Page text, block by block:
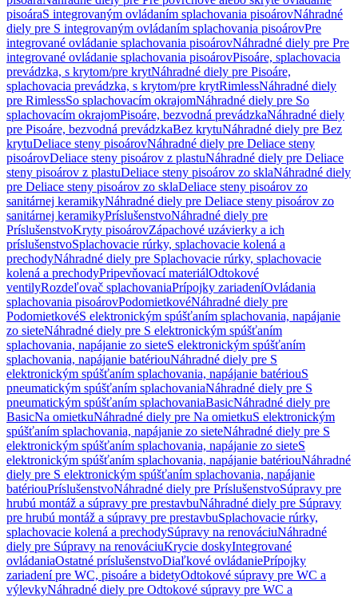
pisoáraS integrovaným ovládaním splachovania pisoárovNáhradné
diely pre S integrovaným ovládaním splachovania pisoárovPre
integrované ovládanie splachovania pisoárovNáhradné diely pre Pre
integrované ovládanie splachovania pisoárovPisoáre, splachovacia
prevádzka, s krytom/pre krytNáhradné diely pre Pisoáre,
splachovacia prevádzka, s krytom/pre krytRimlessNáhradné diely
pre RimlessSo splachovacím okrajomNáhradné diely pre So
splachovacím okrajomPisoáre, bezvodná prevádzkaNáhradné diely
pre Pisoáre, bezvodná prevádzkaBez krytuNáhradné diely pre Bez
krytuDeliace steny pisoárovNáhradné diely pre Deliace steny
pisoárovDeliace steny pisoárov z plastuNáhradné diely pre Deliace
steny pisoárov z plastuDeliace steny pisoárov zo sklaNáhradné diely
pre Deliace steny pisoárov zo sklaDeliace steny pisoárov zo
sanitárnej keramikyNáhradné diely pre Deliace steny pisoárov zo
sanitárnej keramikyPríslušenstvoNáhradné diely pre
PríslušenstvoKryty pisoárovZápachové uzávierky a ich
príslušenstvoSplachovacie rúrky, splachovacie kolená a
prechodyNáhradné diely pre Splachovacie rúrky, splachovacie
kolená a prechodyPripevňovací materiálOdtokové
ventilyRozdeľovač splachovaniaPrípojky zariadeníOvládania
splachovania pisoárovPodomietkovéNáhradné diely pre
PodomietkovéS elektronickým spúšťaním splachovania, napájanie
zo sieteNáhradné diely pre S elektronickým spúšťaním
splachovania, napájanie zo sieteS elektronickým spúšťaním
splachovania, napájanie batériouNáhradné diely pre S
elektronickým spúšťaním splachovania, napájanie batériouS
pneumatickým spúšťaním splachovaniaNáhradné diely pre S
pneumatickým spúšťaním splachovaniaBasicNáhradné diely pre
BasicNa omietkuNáhradné diely pre Na omietkuS elektronickým
spúšťaním splachovania, napájanie zo sieteNáhradné diely pre S
elektronickým spúšťaním splachovania, napájanie zo sieteS
elektronickým spúšťaním splachovania, napájanie batériouNáhradné
diely pre S elektronickým spúšťaním splachovania, napájanie
batériouPríslušenstvoNáhradné diely pre PríslušenstvoSúpravy pre
hrubú montáž a súpravy pre prestavbuNáhradné diely pre Súpravy
pre hrubú montáž a súpravy pre prestavbuSplachovacie rúrky,
splachovacie kolená a prechodySúpravy na renováciuNáhradné
diely pre Súpravy na renováciuKrycie doskyIntegrované
ovládaniaOstatné príslušenstvoDiaľkové ovládaniePrípojky
zariadení pre WC, pisoáre a bidetyOdtokové súpravy pre WC a
výlevkyNáhradné diely pre Odtokové súpravy pre WC a